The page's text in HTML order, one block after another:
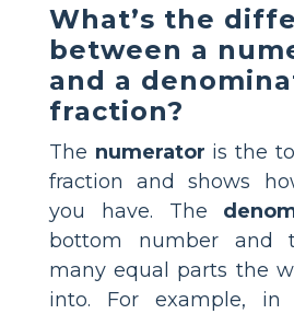
What’s the
between a
and a
fraction?
The numerator is the
fraction and shows
you have. The
bottom number and
many equal parts the
into. For example,